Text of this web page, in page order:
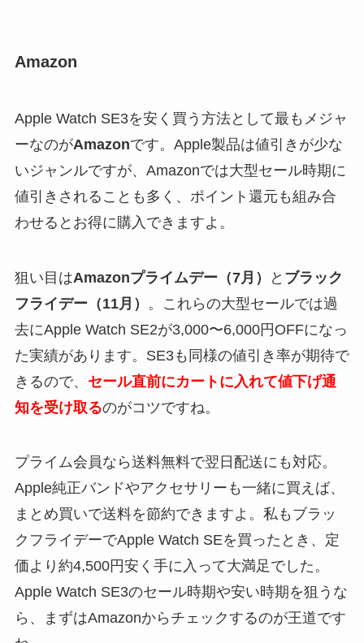
Amazon
Apple Watch SE3を安く買う方法として最もメジャ
ーなのがAmazonです。Apple製品は値引きが少な
いジャンルですが、Amazonでは大型セール時期に
値引きされることも多く、ポイント還元も組み合
わせるとお得に購入できますよ。
狙い目はAmazonプライムデー（7月） と ブラック
フライデー（11月）
。これらの大型セールでは過
去にApple Watch SE2が3,000〜6,000円OFFになっ
た実績があります。SE3も同様の値引き率が期待で
きるので、 セール直前にカートに入れて値下げ通
知を受け取るのがコツですね。
プライム会員なら送料無料で翌日配送にも対応。
Apple純正バンドやアクセサリーも一緒に買えば、
まとめ買いで送料を節約できますよ。私もブラッ
クフライデーでApple Watch SEを買ったとき、定
価より約4,500円安く手に入って大満足でした。
Apple Watch SE3のセール時期や安い時期を狙うな
ら、まずはAmazonからチェックするのが王道です